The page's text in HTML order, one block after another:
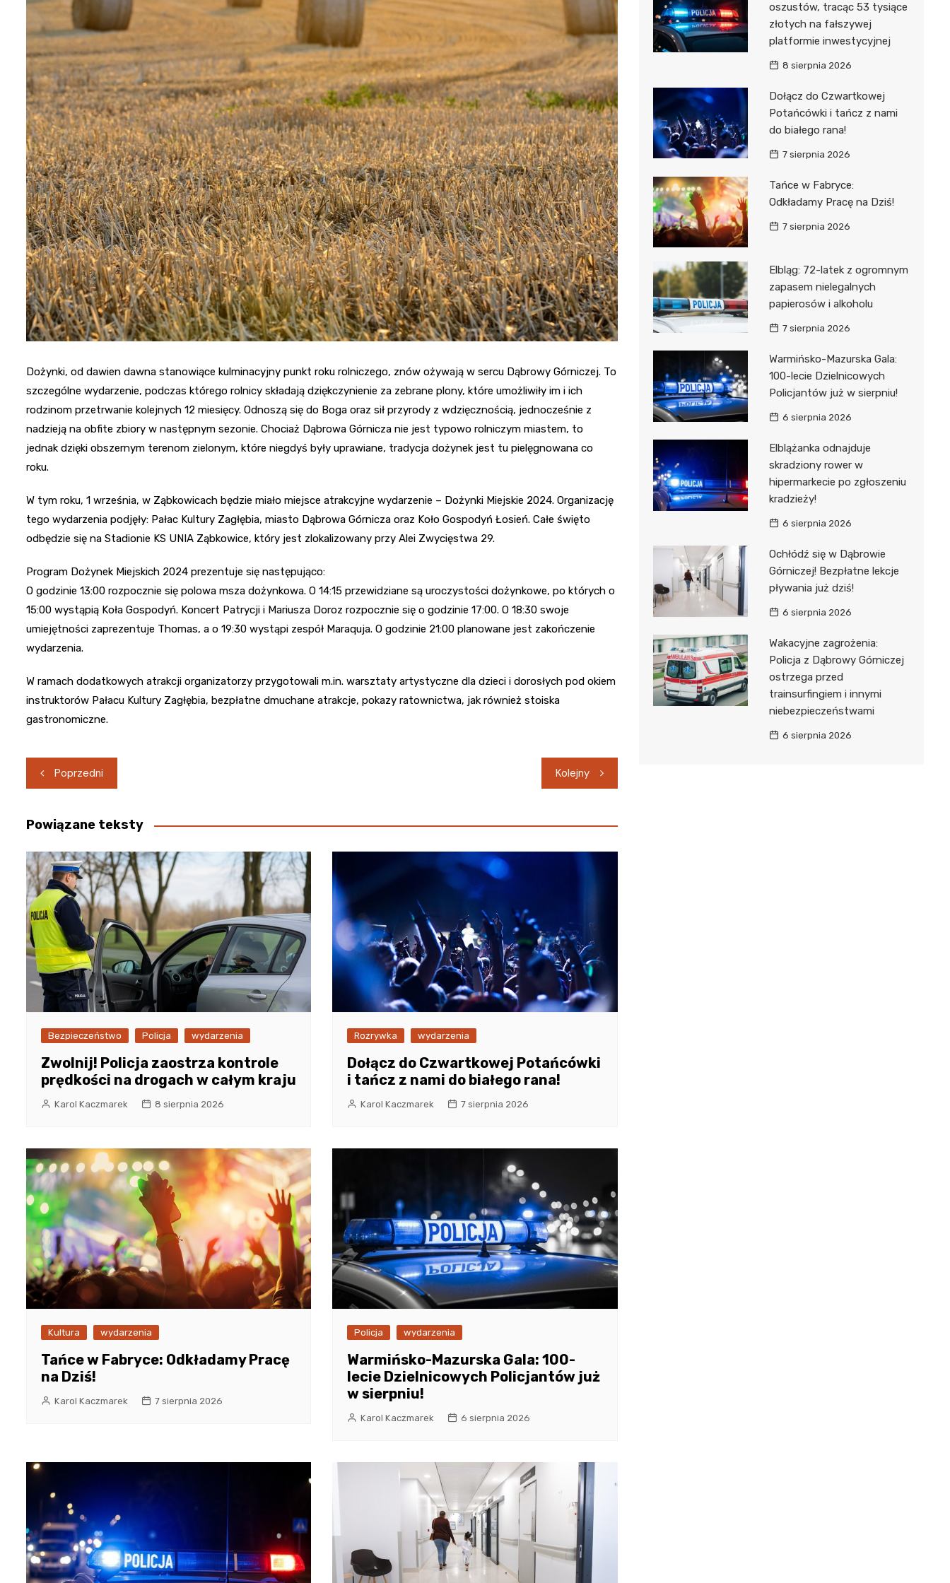
Poczta
Kino
Księgarnia
Dożynki, od dawien dawna stanowiące kulminacyjny punkt roku rolniczego, znów ożywają w sercu Dąbrowy Górniczej. To
szczególne wydarzenie, podczas którego rolnicy składają dziękczynienie za zebrane plony, które umożliwiły im i ich
rodzinom przetrwanie kolejnych 12 miesięcy. Odnoszą się do Boga oraz sił przyrody z wdzięcznością, jednocześnie z
nadzieją na obfite zbiory w następnym sezonie. Chociaż Dąbrowa Górnicza nie jest typowo rolniczym miastem, to
jednak dzięki obszernym terenom zielonym, które niegdyś były uprawiane, tradycja dożynek jest tu pielęgnowana co
roku.
W tym roku, 1 września, w Ząbkowicach będzie miało miejsce atrakcyjne wydarzenie – Dożynki Miejskie 2024. Organizację
tego wydarzenia podjęły: Pałac Kultury Zagłębia, miasto Dąbrowa Górnicza oraz Koło Gospodyń Łosień. Całe święto
odbędzie się na Stadionie KS UNIA Ząbkowice, który jest zlokalizowany przy Alei Zwycięstwa 29.
Program Dożynek Miejskich 2024 prezentuje się następująco:
O godzinie 13:00 rozpocznie się polowa msza dożynkowa. O 14:15 przewidziane są uroczystości dożynkowe, po których o
15:00 wystąpią Koła Gospodyń. Koncert Patrycji i Mariusza Doroz rozpocznie się o godzinie 17:00. O 18:30 swoje
umiejętności zaprezentuje Thomas, a o 19:30 wystąpi zespół Maraquja. O godzinie 21:00 planowane jest zakończenie
wydarzenia.
W ramach dodatkowych atrakcji organizatorzy przygotowali m.in. warsztaty artystyczne dla dzieci i dorosłych pod okiem
instruktorów Pałacu Kultury Zagłębia, bezpłatne dmuchane atrakcje, pokazy ratownictwa, jak również stoiska
gastronomiczne.
Nawigacja
wpisu
Poprzedni Kolejny
Powiązane teksty
Bezpieczeństwo Policja wydarzenia
Zwolnij! Policja zaostrza kontrole
prędkości na drogach w całym kraju
Karol Kaczmarek 8 sierpnia 2026
Rozrywka wydarzenia
Dołącz do Czwartkowej Potańcówki
i tańcz z nami do białego rana!
Karol Kaczmarek 7 sierpnia 2026
Kultura wydarzenia
Tańce w Fabryce: Odkładamy Pracę
na Dziś!
Karol Kaczmarek 7 sierpnia 2026
Policja wydarzenia
Warmińsko-Mazurska Gala: 100-
lecie Dzielnicowych Policjantów już
w sierpniu!
Karol Kaczmarek 6 sierpnia 2026
oszustów, tracąc 53 tysiące
złotych na fałszywej
platformie inwestycyjnej
8 sierpnia 2026
Dołącz do Czwartkowej
Potańcówki i tańcz z nami
do białego rana!
7 sierpnia 2026
Tańce w Fabryce:
Odkładamy Pracę na Dziś!
7 sierpnia 2026
Elbląg: 72-latek z ogromnym
zapasem nielegalnych
papierosów i alkoholu
7 sierpnia 2026
Warmińsko-Mazurska Gala:
100-lecie Dzielnicowych
Policjantów już w sierpniu!
6 sierpnia 2026
Elblążanka odnajduje
skradziony rower w
hipermarkecie po zgłoszeniu
kradzieży!
6 sierpnia 2026
Ochłódź się w Dąbrowie
Górniczej! Bezpłatne lekcje
pływania już dziś!
6 sierpnia 2026
Wakacyjne zagrożenia:
Policja z Dąbrowy Górniczej
ostrzega przed
trainsurfingiem i innymi
niebezpieczeństwami
6 sierpnia 2026